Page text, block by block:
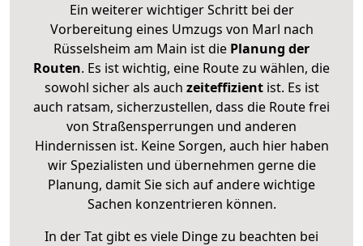
Ein weiterer wichtiger Schritt bei der
Vorbereitung eines Umzugs von Marl nach
Rüsselsheim am Main ist die Planung der
Routen. Es ist wichtig, eine Route zu wählen, die
sowohl sicher als auch zeiteffizientist. Es ist
auch ratsam, sicherzustellen, dass die Route frei
von Straßensperrungen und anderen
Hindernissen ist. Keine Sorgen, auch hier haben
wir Spezialisten und übernehmen gerne die
Planung, damit Sie sich auf andere wichtige
Sachen konzentrieren können.
In der Tat gibt es viele Dinge zu beachten bei